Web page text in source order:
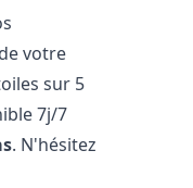
votre
sur 5
7j/7
. N'hésitez